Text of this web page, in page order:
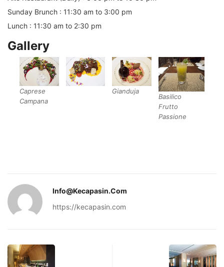
Sunday Brunch : 11:30 am to 3:00 pm
Lunch : 11:30 am to 2:30 pm
Gallery
Caprese
Campana
Gianduja
Basilico
Frutto
Passione
Info@kecapasin.com
https://kecapasin.com